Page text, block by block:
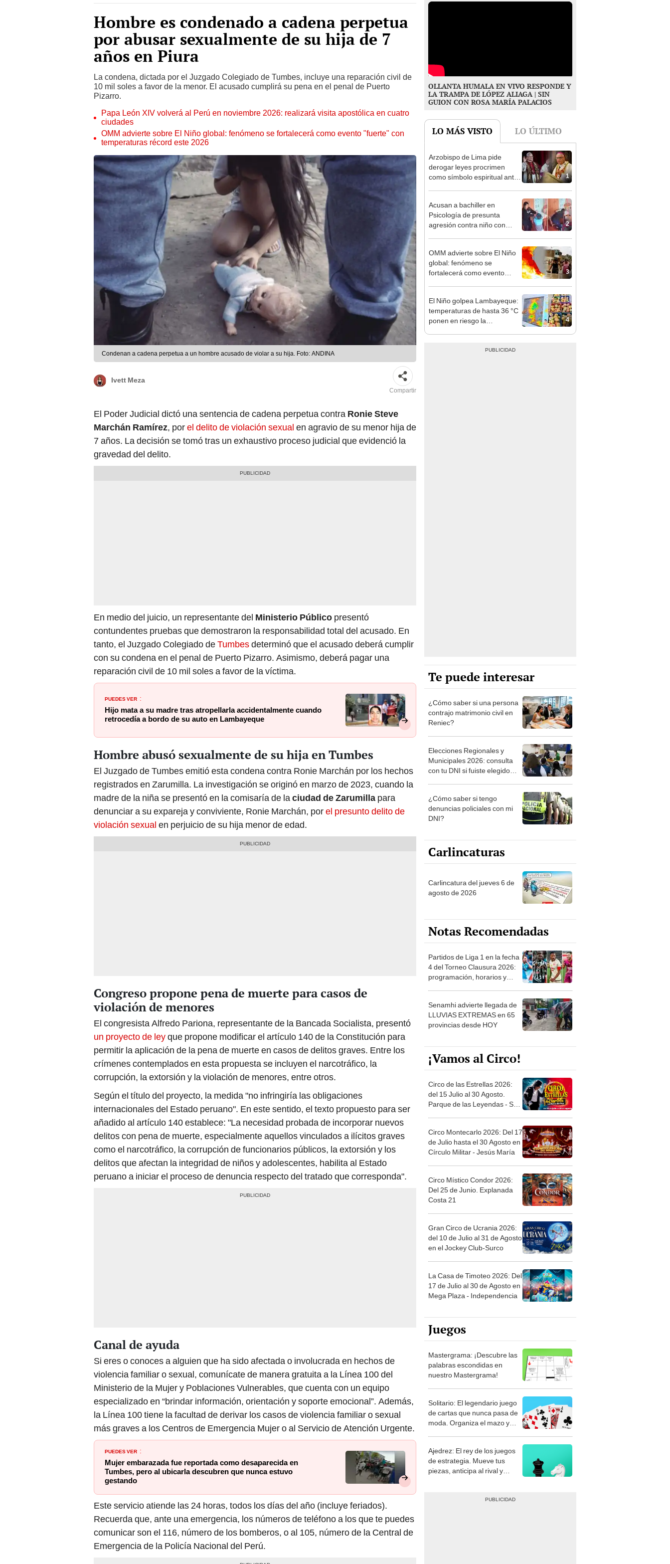
Hombre es condenado a cadena perpetua
por abusar sexualmente de su hija de 7
años en Piura
10 mil soles a favor de la menor. El acusado cumplirá su pena en el penal de Puerto
Pizarro.
ciudades
OMM advierte sobre El Niño global: fenómeno se fortalecerá como evento "fuerte" con
temperaturas récord este 2026
Condenan a cadena perpetua a un hombre acusado de violar a su hija. Foto: ANDINA
Compartir
El Poder Judicial dictó una sentencia de cadena perpetua contra
Marchán Ramírez
el delito de violación sexual en agravio de su menor hija de
7 años. La decisión se tomó tras un exhaustivo proceso judicial que evidenció la
Ministerio Público
presentó
contundentes pruebas que demostraron la responsabilidad total del acusado. En
tanto, el Juzgado Colegiado de
determinó que el acusado deberá cumplir
con su condena en el penal de Puerto Pizarro. Asimismo, deberá pagar una
reparación civil de 10 mil soles a favor de la víctima.
retrocedía a bordo de su auto en Lambayeque
Hombre abusó sexualmente de su hija en Tumbes
El Juzgado de Tumbes emitió esta condena contra Ronie Marchán por los hechos
registrados en Zarumilla. La investigación se originó en marzo de 2023, cuando la
madre de la niña se presentó en la comisaría de la
ciudad de Zarumilla
denunciar a su expareja y conviviente, Ronie Marchán, por
el presunto delito de
violación sexual
en perjuicio de su hija menor de edad.
Congreso propone pena de muerte para casos de
violación de menores
un proyecto de ley
que propone modificar el artículo 140 de la Constitución para
permitir la aplicación de la pena de muerte en casos de delitos graves. Entre los
crímenes contemplados en esta propuesta se incluyen el narcotráfico, la
corrupción, la extorsión y la violación de menores, entre otros.
internacionales del Estado peruano". En este sentido, el texto propuesto para ser
añadido al artículo 140 establece: "La necesidad probada de incorporar nuevos
delitos con pena de muerte, especialmente aquellos vinculados a ilícitos graves
como el narcotráfico, la corrupción de funcionarios públicos, la extorsión y los
delitos que afectan la integridad de niños y adolescentes, habilita al Estado
peruano a iniciar el proceso de denuncia respecto del tratado que corresponda".
Canal de ayuda
Si eres o conoces a alguien que ha sido afectada o involucrada en hechos de
violencia familiar o sexual, comunícate de manera gratuita a la Línea 100 del
Ministerio de la Mujer y Poblaciones Vulnerables, que cuenta con un equipo
especializado en “brindar información, orientación y soporte emocional”. Además,
la Línea 100 tiene la facultad de derivar los casos de violencia familiar o sexual
Mujer embarazada fue reportada como desaparecida en
Tumbes, pero al ubicarla descubren que nunca estuvo
gestando
Recuerda que, ante una emergencia, los números de teléfono a los que te puedes
comunicar son el 116, número de los bomberos, o al 105, número de la Central de
Emergencia de la Policía Nacional del Perú.
OLLANTA HUMALA EN VIVO RESPONDE Y
LA TRAMPA DE LÓPEZ ALIAGA | SIN
GUION CON ROSA MARÍA PALACIOS
LO MÁS VISTO LO ÚLTIMO
1
derogar leyes procrimen
como símbolo espiritual ante
la visita del papa León XIV
2
Psicología de presunta
agresión contra niño con
autismo en Surco: cámaras
captan el hecho
3
global: fenómeno se
fortalecerá como evento
"fuerte" con temperaturas
récord este 2026
4
temperaturas de hasta 36 °C
ponen en riesgo la
producción de mango y palta
Te puede interesar
contrajo matrimonio civil en
Reniec?
Municipales 2026: consulta
con tu DNI si fuiste elegido
miembro de mesa para este 4
de octubre en el link oficial de
denuncias policiales con mi
DNI?
Carlincaturas
agosto de 2026
Notas Recomendadas
4 del Torneo Clausura 2026:
programación, horarios y
dónde ver
LLUVIAS EXTREMAS en 65
provincias desde HOY
¡Vamos al Circo!
del 15 Julio al 30 Agosto.
Parque de las Leyendas - San
Miguel
de Julio hasta el 30 Agosto en
Círculo Militar - Jesús María
Del 25 de Junio. Explanada
Costa 21
del 10 de Julio al 31 de Agosto
en el Jockey Club-Surco
17 de Julio al 30 de Agosto en
Mega Plaza - Independencia
Juegos
palabras escondidas en
nuestro Mastergrama!
de cartas que nunca pasa de
moda. Organiza el mazo y
demuestra tu habilidad.
de estrategia. Mueve tus
piezas, anticipa al rival y
consigue el jaque mate.